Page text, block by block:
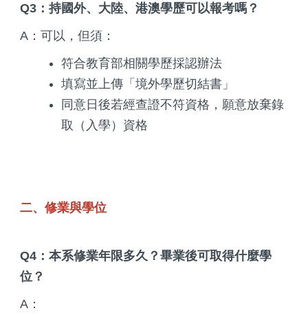
Q3：持國外、大陸、港澳學歷可以報考嗎？
A：可以，但須：
符合教育部相關學歷採認辦法
填寫並上傳「境外學歷切結書」
同意日後若經查證不符資格，願意放棄錄
取（入學）資格
二、修業與學位
Q4：本系修業年限多久？畢業後可取得什麼學
位？
A：